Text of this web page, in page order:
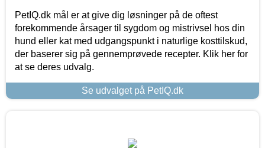
PetIQ.dk mål er at give dig løsninger på de oftest
forekommende årsager til sygdom og mistrivsel hos din
hund eller kat med udgangspunkt i naturlige kosttilskud,
der baserer sig på gennemprøvede recepter. Klik her for
at se deres udvalg.
Se udvalget på PetIQ.dk